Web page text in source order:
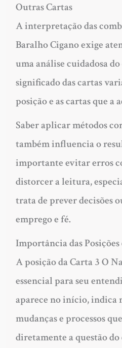
Outras Cartas
A interpretação das
Baralho Cigano exige
uma análise cuidadosa
significado das cartas
posição e as cartas que a
Saber aplicar métodos
também influencia o
importante evitar erros
distorcer a leitura,
trata de prever decisões
emprego e fé.
Importância das
A posição da Carta 3 O
essencial para seu
aparece no início, indica
mudanças e processos
diretamente a questão